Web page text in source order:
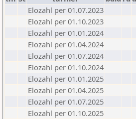
Elozahl per 01.07.2023
Elozahl per 01.10.2023
Elozahl per 01.01.2024
Elozahl per 01.04.2024
Elozahl per 01.07.2024
Elozahl per 01.10.2024
Elozahl per 01.01.2025
Elozahl per 01.04.2025
Elozahl per 01.07.2025
Elozahl per 01.10.2025